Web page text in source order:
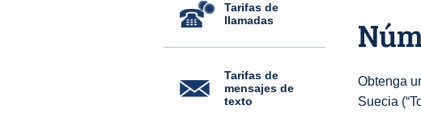
Tarifas de
llamadas
Tarifas de
mensajes de
texto
Obtenga
Suecia